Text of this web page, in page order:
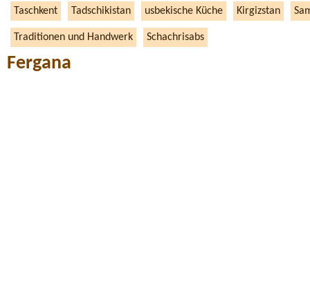
Taschkent Tadschikistan usbekische Küche Kirgizstan
Traditionen und Handwerk Schachrisabs
Fergana